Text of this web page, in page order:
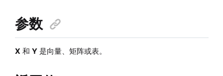
参数
X 和 Y是向量、矩阵或表。